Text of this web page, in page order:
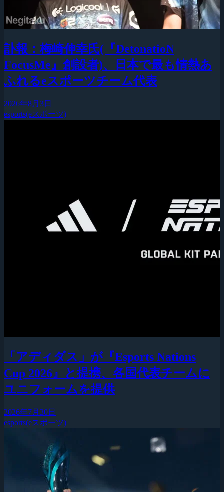
訃報：梅崎伸幸氏(『DetonatioN
FocusMe』創設者)、日本で最も情熱あ
ふれるeスポーツチーム代表
2026年8月3日
esports(eスポーツ)
「アディダス」が『Esports Nations
Cup 2026』と提携、各国代表チームに
ユニフォームを提供
2026年7月30日
esports(eスポーツ)